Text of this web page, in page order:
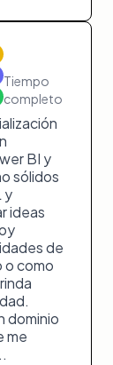
Tiempo
completo
BI y
sólidos
y
ideas
de
o como
dominio
me